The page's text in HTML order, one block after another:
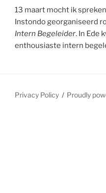
13 maart mocht ik
Instondo georganiseerd
Intern Begeleider. In Ede
enthousiaste intern
Privacy Policy Proudly